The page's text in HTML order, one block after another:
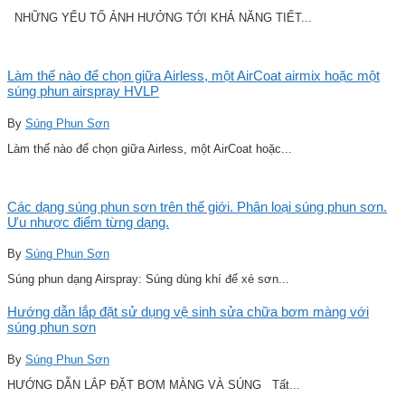
NHỮNG YẾU TỐ ẢNH HƯỞNG TỚI KHẢ NĂNG TIẾT...
Làm thế nào để chọn giữa Airless, một AirCoat airmix hoặc một
súng phun airspray HVLP
By Súng Phun Sơn
Làm thế nào để chọn giữa Airless, một AirCoat hoặc...
Các dạng súng phun sơn trên thế giới. Phân loại súng phun sơn.
Ưu nhược điểm từng dạng.
By Súng Phun Sơn
Súng phun dạng Airspray: Súng dùng khí để xé sơn...
Hướng dẫn lắp đặt sử dụng vệ sinh sửa chữa bơm màng với
súng phun sơn
By Súng Phun Sơn
HƯỚNG DẪN LẮP ĐẶT BƠM MÀNG VÀ SÚNG Tất...